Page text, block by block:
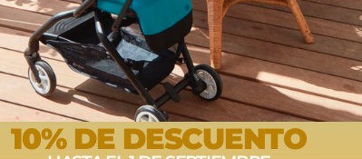
10% DE DESCUENTO